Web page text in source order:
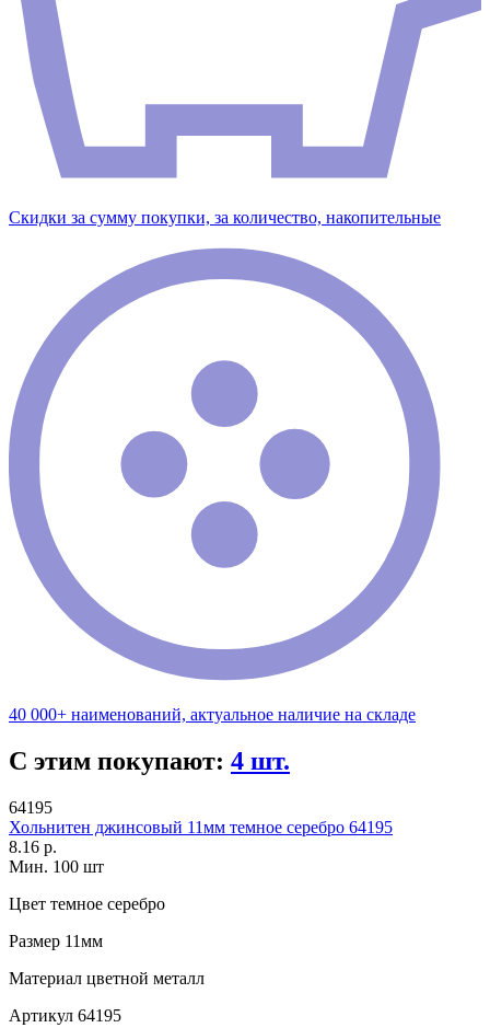
Скидки за сумму покупки, за количество, накопительные
40 000+ наименований, актуальное наличие на складе
С этим покупают: 4 шт.
64195
Хольнитен джинсовый 11мм темное серебро 64195
8.16 р.
Мин. 100 шт
Цвет темное серебро
Размер 11мм
Материал цветной металл
Артикул 64195